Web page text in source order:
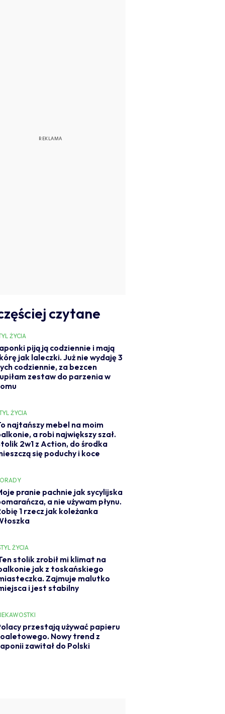
czytane
ŻYCIA
piją ją codziennie i mają
jak laleczki. Już nie wydaję 3
codziennie, za bezcen
zestaw do parzenia w
ŻYCIA
najtańszy mebel na moim
a robi największy szał.
2w1 z Action, do środka
się poduchy i koce
pranie pachnie jak sycylijska
a nie używam płynu.
1 rzecz jak koleżanka
ŻYCIA
stolik zrobił mi klimat na
jak z toskańskiego
Zajmuje malutko
i jest stabilny
przestają używać papieru
Nowy trend z
zawitał do Polski